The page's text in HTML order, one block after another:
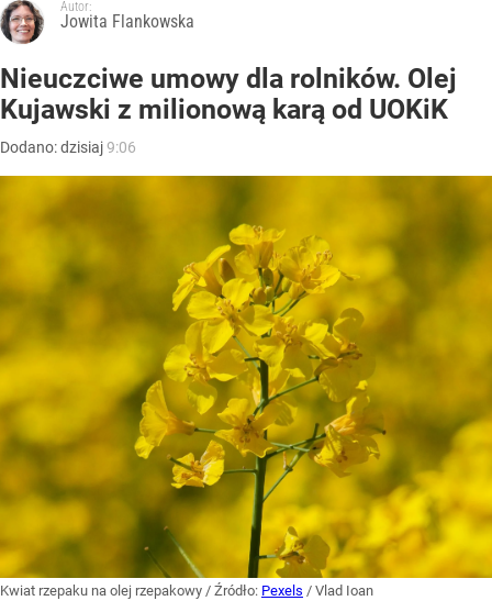
Autor:
Jowita Flankowska
Nieuczciwe umowy dla rolników. Olej
Kujawski z milionową karą od UOKiK
Dodano:dzisiaj9:06
Kwiat rzepaku na olej rzepakowy / Źródło: Pexels / Vlad Ioan